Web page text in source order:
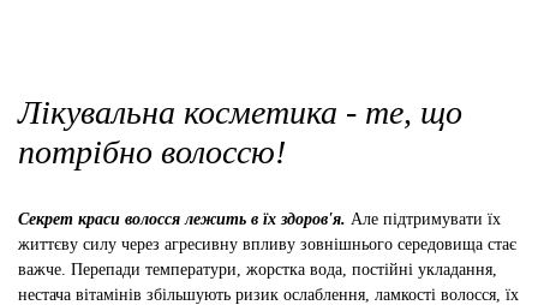
Лікувальна косметика - те, що
потрібно волоссю!
Секрет краси волосся лежить в їх здоров'я. Але підтримувати їх
життєву силу через агресивну впливу зовнішнього середовища стає
важче. Перепади температури, жорстка вода, постійні укладання,
нестача вітамінів збільшують ризик ослаблення, ламкості волосся, їх